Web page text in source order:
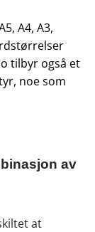
A4, A3,
tilbyr også et
noe som
av
at